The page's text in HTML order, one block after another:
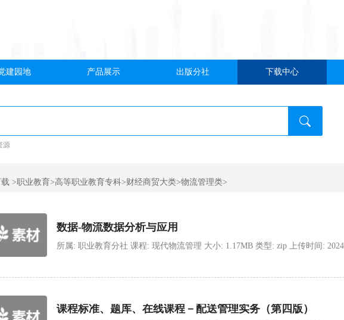
建园地 产品展示 出版分社 下载中心
源
>职业教育>高等职业教育专科>财经商贸大类>物流管理类>
数据-物流数据分析与应用
所属: 职业教育分社 课程: 现代物流管理 大小: 1.17MB 类型: zip 上传时间:
课程标准、题库、在线课程－配送管理实务（第四版）